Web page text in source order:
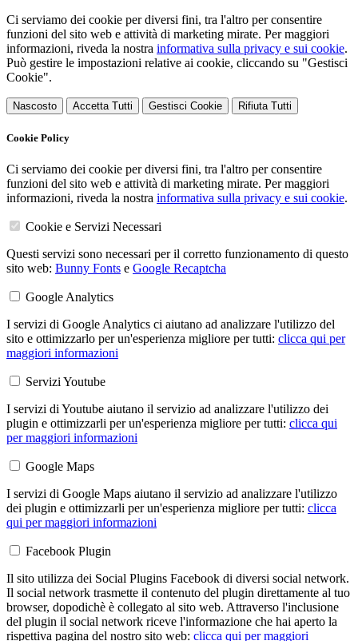
Ci serviamo dei cookie per diversi fini, tra l'altro per consentire
funzioni del sito web e attività di marketing mirate. Per maggiori
informazioni, riveda la nostra informativa sulla privacy e sui cookie.
Può gestire le impostazioni relative ai cookie, cliccando su "Gestisci
Cookie".
Nascosto Accetta Tutti Gestisci Cookie Rifiuta Tutti
Cookie Policy
Ci serviamo dei cookie per diversi fini, tra l'altro per consentire
funzioni del sito web e attività di marketing mirate. Per maggiori
informazioni, riveda la nostra informativa sulla privacy e sui cookie.
Cookie e Servizi Necessari
Questi servizi sono necessari per il corretto funzionamento di questo
sito web: Bunny Fonts e Google Recaptcha
Google Analytics
I servizi di Google Analytics ci aiutano ad analizzare l'utilizzo del
sito e ottimizzarlo per un'esperienza migliore per tutti: clicca qui per
maggiori informazioni
Servizi Youtube
I servizi di Youtube aiutano il servizio ad analizzare l'utilizzo dei
plugin e ottimizzarli per un'esperienza migliore per tutti: clicca qui
per maggiori informazioni
Google Maps
I servizi di Google Maps aiutano il servizio ad analizzare l'utilizzo
dei plugin e ottimizzarli per un'esperienza migliore per tutti: clicca
qui per maggiori informazioni
Facebook Plugin
Il sito utilizza dei Social Plugins Facebook di diversi social network.
Il social network trasmette il contenuto del plugin direttamente al tuo
browser, dopodichè è collegato al sito web. Attraverso l'inclusione
del plugin il social network riceve l'informazione che hai aperto la
rispettiva pagina del nostro sito web: clicca qui per maggiori